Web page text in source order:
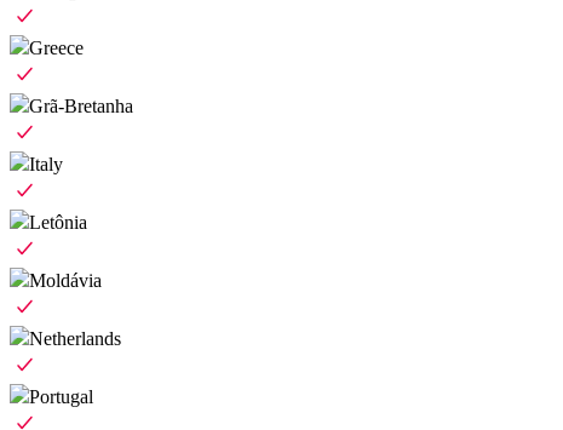
Greece
Grã-Bretanha
Italy
Letônia
Moldávia
Netherlands
Portugal